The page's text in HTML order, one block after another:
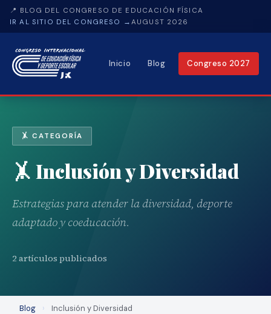
📍 BLOG DEL CONGRESO DE EDUCACIÓN FÍSICA
IR AL SITIO DEL CONGRESO → AUGUST 2026
Inicio Blog Congreso 2027
🤸 CATEGORÍA
🤸 Inclusión y Diversidad
Estrategias para atender la diversidad, deporte
adaptado y coeducación.
2 artículos publicados
Blog › Inclusión y Diversidad